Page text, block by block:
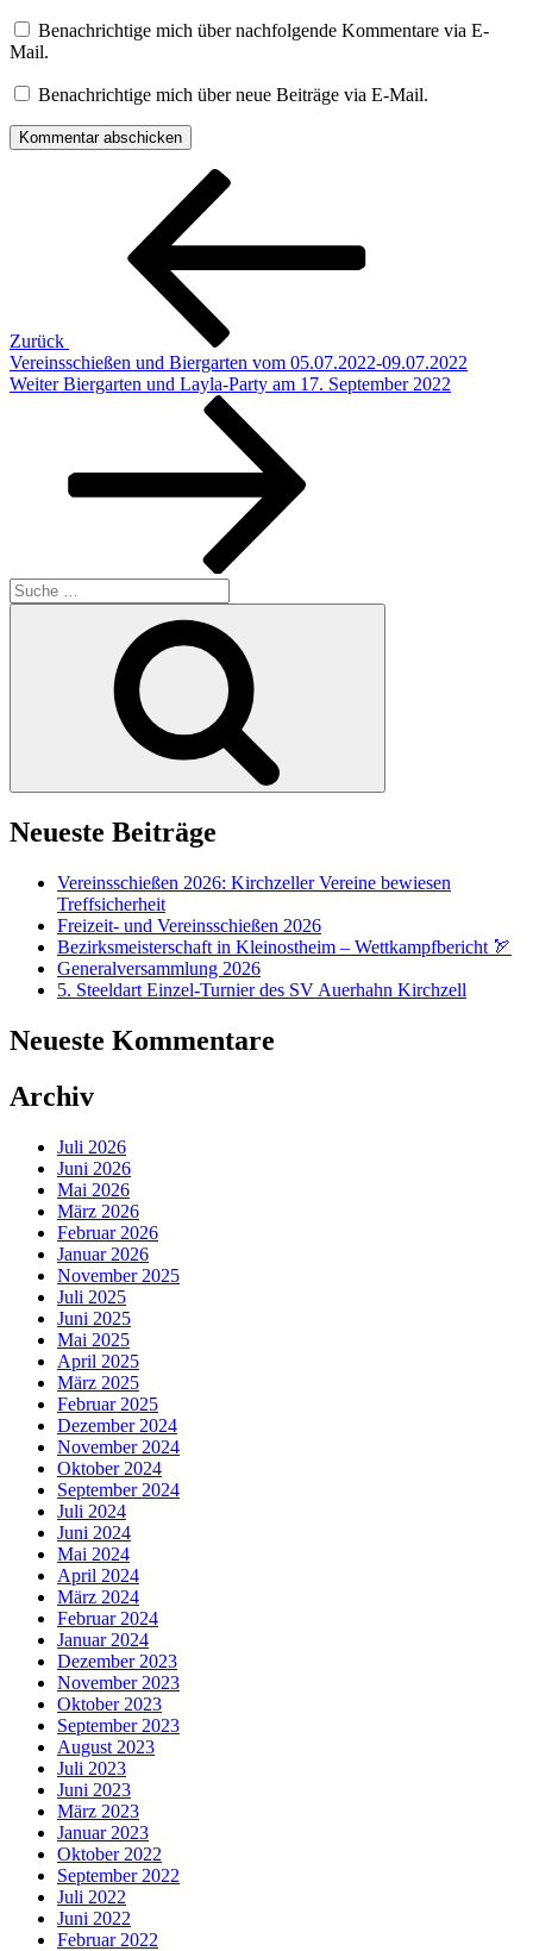
Benachrichtige mich über nachfolgende Kommentare via E-
Mail.
Benachrichtige mich über neue Beiträge via E-Mail.
Beitragsnavigation
Zurück
Vereinsschießen und Biergarten vom 05.07.2022-09.07.2022
Nächster
Weiter Biergarten und Layla-Party am 17. September 2022
Suche
nach:
Neueste Beiträge
Vereinsschießen 2026: Kirchzeller Vereine bewiesen
Treffsicherheit
Freizeit- und Vereinsschießen 2026
Bezirksmeisterschaft in Kleinostheim – Wettkampfbericht 🏹
Generalversammlung 2026
5. Steeldart Einzel-Turnier des SV Auerhahn Kirchzell
Neueste Kommentare
Archiv
Juli 2026
Juni 2026
Mai 2026
März 2026
Februar 2026
Januar 2026
November 2025
Juli 2025
Juni 2025
Mai 2025
April 2025
März 2025
Februar 2025
Dezember 2024
November 2024
Oktober 2024
September 2024
Juli 2024
Juni 2024
Mai 2024
April 2024
März 2024
Februar 2024
Januar 2024
Dezember 2023
November 2023
Oktober 2023
September 2023
August 2023
Juli 2023
Juni 2023
März 2023
Januar 2023
Oktober 2022
September 2022
Juli 2022
Juni 2022
Februar 2022